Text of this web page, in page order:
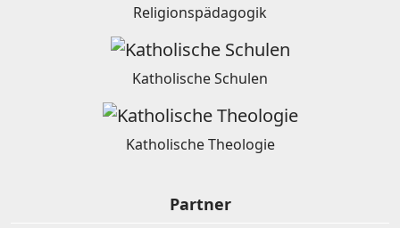
Religionspädagogik
Katholische Schulen
Katholische Theologie
Partner